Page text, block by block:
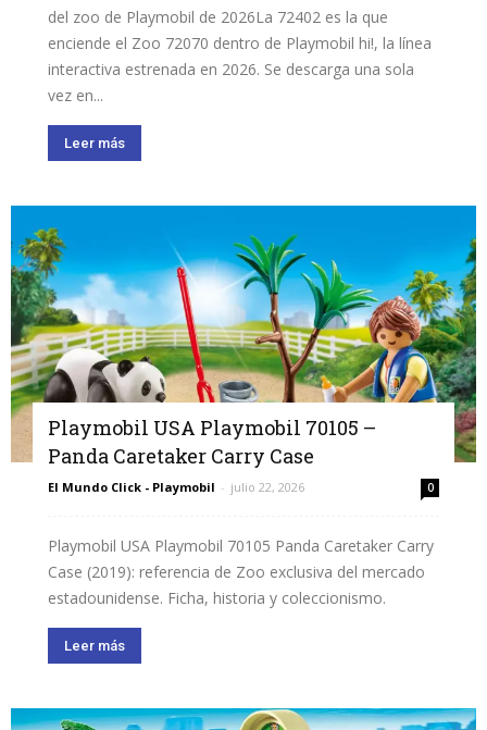
del zoo de Playmobil de 2026La 72402 es la que
enciende el Zoo 72070 dentro de Playmobil hi!, la línea
interactiva estrenada en 2026. Se descarga una sola
vez en...
Leer más
Playmobil USA Playmobil 70105 –
Panda Caretaker Carry Case
El Mundo Click - Playmobil - julio 22, 2026 0
Playmobil USA Playmobil 70105 Panda Caretaker Carry
Case (2019): referencia de Zoo exclusiva del mercado
estadounidense. Ficha, historia y coleccionismo.
Leer más